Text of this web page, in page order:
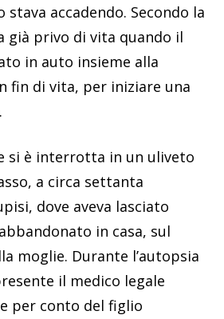
accadendo. Secondo la
già privo di vita quando il
in auto insieme alla
fin di vita, per iniziare una
si è interrotta in un uliveto
a circa settanta
dove aveva lasciato
in casa, sul
moglie. Durante l’autopsia
il medico legale
per conto del figlio